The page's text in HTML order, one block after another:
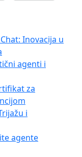
Inovacija u
agenti i
za
i
agente